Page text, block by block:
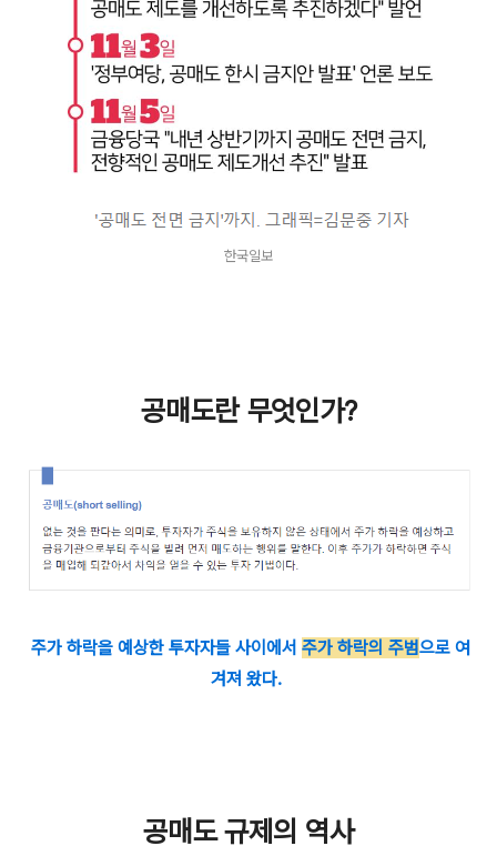
한국일보
공매도란 무엇인가?
주가 하락을 예상한 투자자들 사이에서 주가 하락의 주범으로 여
겨져 왔다.
공매도 규제의 역사